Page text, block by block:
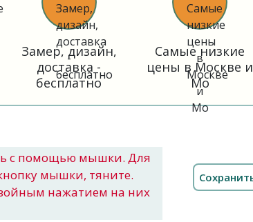
Замер, дизайн,
доставка -
бесплатно
Самые низкие
цены в Москве и
Мо
с помощью мышки. Для
мышки, тяните.
нажатием на них